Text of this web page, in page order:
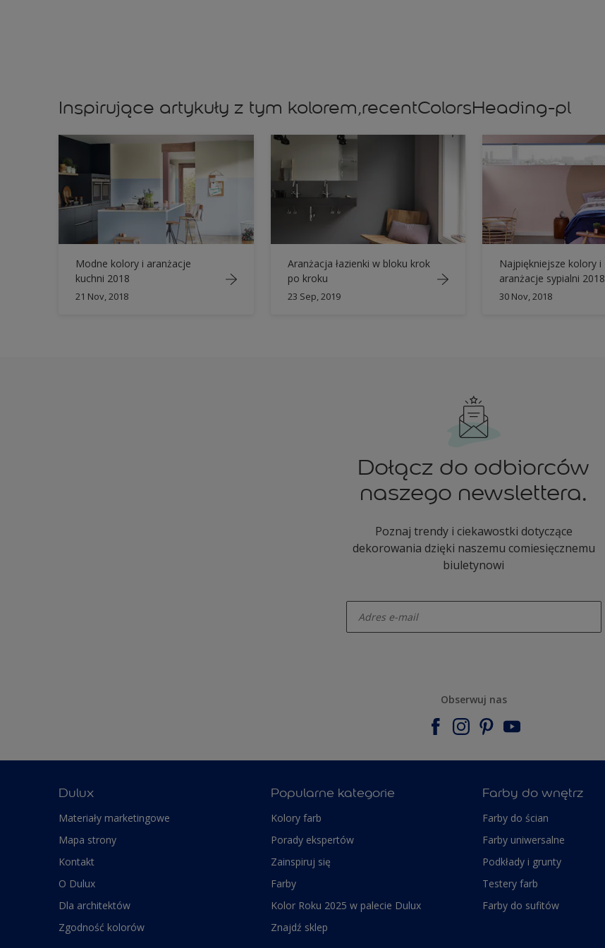
Inspirujące artykuły z tym kolorem,recentColorsHeading-pl
Modne kolory i aranżacje
kuchni 2018
21 Nov, 2018
Aranżacja łazienki w bloku krok
po kroku
23 Sep, 2019
Najpiękniejsze kolory i
aranżacje sypialni 2018
30 Nov, 2018
Dołącz do odbiorców
naszego newslettera.
Poznaj trendy i ciekawostki dotyczące
dekorowania dzięki naszemu comiesięcznemu
biuletynowi
Obserwuj nas
Dulux
Materiały marketingowe
Mapa strony
Kontakt
O Dulux
Dla architektów
Zgodność kolorów
Popularne kategorie
Kolory farb
Porady ekspertów
Zainspiruj się
Farby
Kolor Roku 2025 w palecie Dulux
Znajdź sklep
Farby do wnętrz
Farby do ścian
Farby uniwersalne
Podkłady i grunty
Testery farb
Farby do sufitów